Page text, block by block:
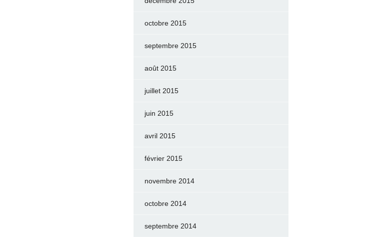
octobre 2015
septembre 2015
août 2015
juillet 2015
juin 2015
avril 2015
février 2015
novembre 2014
octobre 2014
septembre 2014